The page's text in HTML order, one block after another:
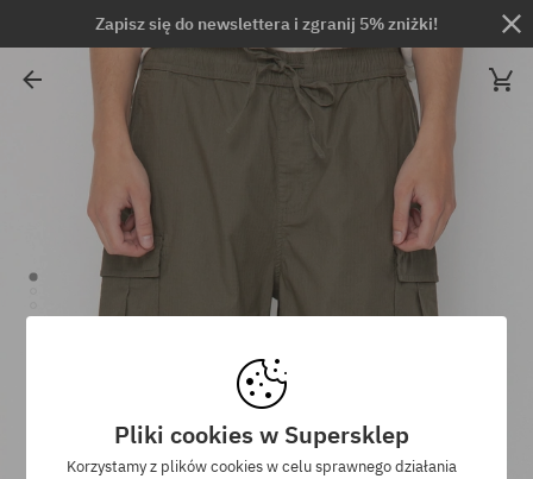
Zapisz się do newslettera i zgranij 5% zniżki!
Pliki cookies w Supersklep
Korzystamy z plików cookies w celu sprawnego działania